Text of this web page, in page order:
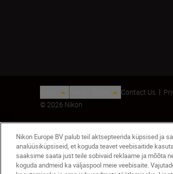
Contact Us
© 2026 Nikon
Nikon Europe BV palub teil aktsepteerida küpsised ja
analüüsiküpsiseid, et koguda teavet veebisaitide
saaksime saata just teile sobivaid reklaame ja mõõta
koguda andmeid ka väljaspool meie veebisaite.